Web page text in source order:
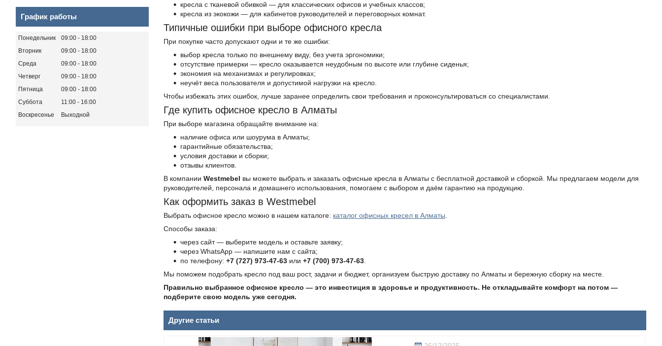
кресла с тканевой обивкой — для классических офисов и учебных классов;
кресла из экокожи — для кабинетов руководителей и переговорных комнат.
Типичные ошибки при выборе офисного кресла
При покупке часто допускают одни и те же ошибки:
выбор кресла только по внешнему виду, без учета эргономики;
отсутствие примерки — кресло оказывается неудобным по высоте или глубине сиденья;
экономия на механизмах и регулировках;
неучёт веса пользователя и допустимой нагрузки на кресло.
Чтобы избежать этих ошибок, лучше заранее определить свои требования и проконсультироваться со специалистами.
Где купить офисное кресло в Алматы
При выборе магазина обращайте внимание на:
наличие офиса или шоурума в Алматы;
гарантийные обязательства;
условия доставки и сборки;
отзывы клиентов.
В компании Westmebel вы можете выбрать и заказать офисные кресла в Алматы с бесплатной доставкой и сборкой. Мы предлагаем модели для
руководителей, персонала и домашнего использования, помогаем с выбором и даём гарантию на продукцию.
Как оформить заказ в Westmebel
Выбрать офисное кресло можно в нашем каталоге: каталог офисных кресел в Алматы
Способы заказа:
через сайт — выберите модель и оставьте заявку;
через WhatsApp — напишите нам с сайта;
по телефону: +7 (727) 973-47-63 или +7 (700) 973-47-63
Мы поможем подобрать кресло под ваш рост, задачи и бюджет, организуем быструю доставку по Алматы и бережную сборку на месте.
Правильно выбранное офисное кресло — это инвестиция в здоровье и продуктивность. Не откладывайте комфорт на потом —
подберите свою модель уже сегодня.
Другие статьи
График работы
Понедельник 09:00
18:00
Вторник
09:00
18:00
Среда
09:00
18:00
Четверг
09:00
18:00
Пятница
09:00
18:00
Суббота
11:00
16:00
Воскресенье
Выходной